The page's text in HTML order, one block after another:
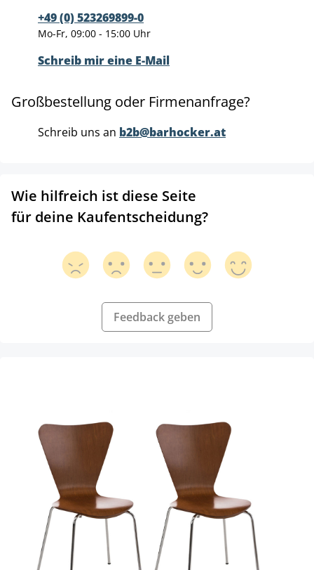
+49 (0) 523269899-0
Mo-Fr, 09:00 - 15:00 Uhr
Schreib mir eine E-Mail
Großbestellung oder Firmenanfrage?
Schreib uns an b2b@barhocker.at
Wie hilfreich ist diese Seite
für deine Kaufentscheidung?
Feedback geben